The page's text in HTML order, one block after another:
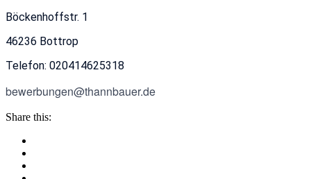
Böckenhoffstr. 1
46236 Bottrop
Telefon: 020414625318
bewerbungen@thannbauer.de
Share this: